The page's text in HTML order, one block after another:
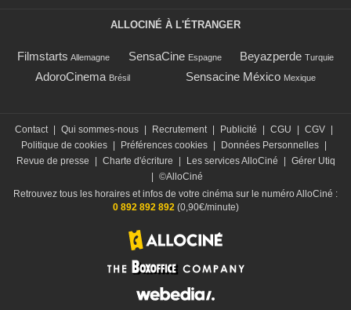
ALLOCINÉ À L'ÉTRANGER
Filmstarts Allemagne SensaCine Espagne Beyazperde Turquie
AdoroCinema Brésil Sensacine México Mexique
Contact | Qui sommes-nous | Recrutement | Publicité | CGU | CGV |
Politique de cookies | Préférences cookies | Données Personnelles |
Revue de presse
| Charte d'écriture | Les services AlloCiné | Gérer Utiq
| ©AlloCiné
Retrouvez tous les horaires et infos de votre cinéma sur le numéro AlloCiné :
0 892 892 892 (0,90€/minute)